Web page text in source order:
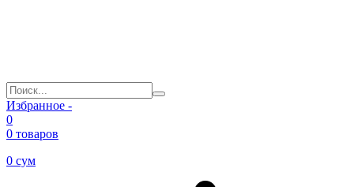
Избранное -
0
0 товаров
0 сум